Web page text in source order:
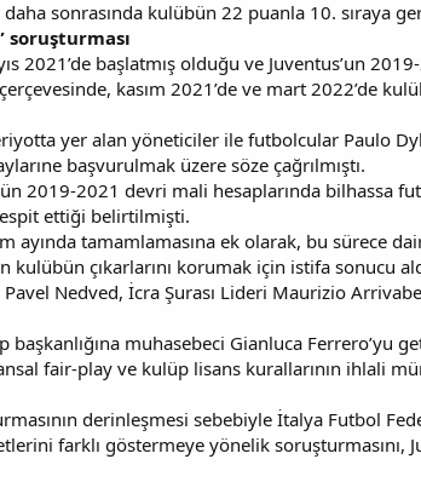
daha sonrasında kulübün 22 puanla 10. sıraya
soruşturması
2021’de başlatmış olduğu ve Juventus’un
kasım 2021’de ve mart 2022’de
yer alan yöneticiler ile futbolcular Paulo
başvurulmak üzere söze çağrılmıştı.
2019-2021 devri mali hesaplarında bilhassa
ettiği belirtilmişti.
ayında tamamlamasına ek olarak, bu
çıkarlarını korumak için istifa sonucu
Pavel Nedved, İcra Şurası Lideri Maurizio
muhasebeci Gianluca Ferrero’yu
fair-play ve kulüp lisans kurallarının ihlali
derinleşmesi sebebiyle İtalya Futbol
farklı göstermeye yönelik